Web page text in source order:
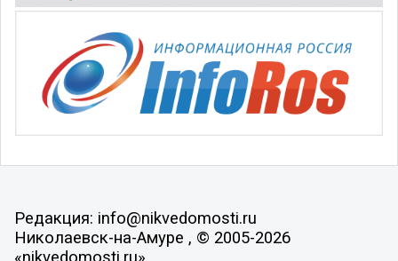
Редакция: info@nikvedomosti.ru
Николаевск-на-Амуре , © 2005-2026